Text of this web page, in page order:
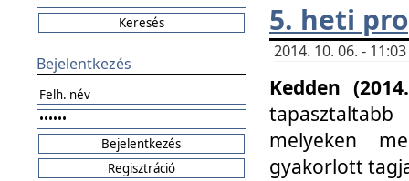
Bejelentkezés
5. heti
2014. 10. 06. -
Kedden
melyeken
gyakorlott